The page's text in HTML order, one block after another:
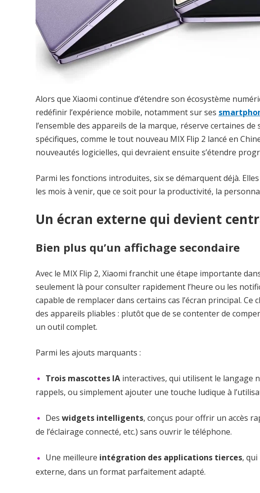
Alors que Xiaomi continue d’étendre son écosystème
redéfinir l’expérience mobile, notamment sur ses
l’ensemble des appareils de la marque, réserve certaines
spécifiques, comme le tout nouveau MIX Flip 2 lancé en
nouveautés logicielles, qui devraient ensuite s’étendre
Parmi les fonctions introduites, six se démarquent déjà.
les mois à venir, que ce soit pour la productivité, la
Un écran externe qui devient
Bien plus qu’un affichage secondaire
Avec le MIX Flip 2, Xiaomi franchit une étape importante
seulement là pour consulter rapidement l’heure ou les
capable de remplacer dans certains cas l’écran principal.
des appareils pliables : plutôt que de se contenter de
un outil complet.
Parmi les ajouts marquants :
Trois mascottes IA interactives, qui utilisent le langage
rappels, ou simplement ajouter une touche ludique à
Des widgets intelligents, conçus pour offrir un accès
de l’éclairage connecté, etc.) sans ouvrir le téléphone.
Une meilleure intégration des applications tierces,
externe, dans un format parfaitement adapté.